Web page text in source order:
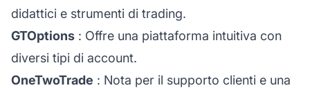
didattici e strumenti di trading.
GTOptions : Offre una piattaforma intuitiva con
diversi tipi di account.
OneTwoTrade : Nota per il supporto clienti e una